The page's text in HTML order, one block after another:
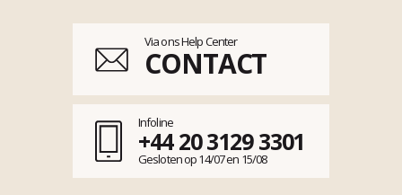
Via ons Help Center
CONTACT
Infoline
+44 20 3129 3301
Gesloten op 14/07 en 15/08